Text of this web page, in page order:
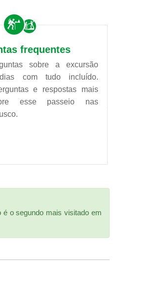
frequentes
sobre a excursão
com tudo incluído.
e respostas mais
esse passeio nas
o segundo mais visitado em